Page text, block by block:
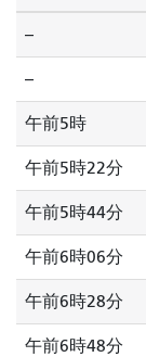
--
--
午前5時
午前5時22分
午前5時44分
午前6時06分
午前6時28分
午前6時48分